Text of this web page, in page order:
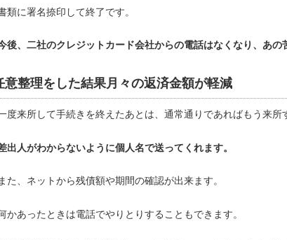
類に署名捺印して終了です。
後、二社のクレジットカード会社からの電話はなくなり、あの
意整理をした結果月々の返済金額が軽減
度来所して手続きを終えたあとは、通常通りであればもう来所
出人がわからないように個人名で送ってくれます。
た、ネットから残債額や期間の確認が出来ます。
かあったときは電話でやりとりすることもできます。